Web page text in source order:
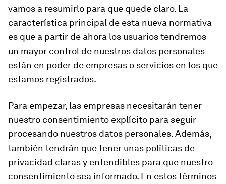
vamos a resumirlo para que quede claro. La
característica principal de esta nueva normativa
es que a partir de ahora los usuarios tendremos
un mayor control de nuestros datos personales
están en poder de empresas o servicios en los que
estamos registrados.
Para empezar, las empresas necesitarán tener
nuestro consentimiento explícito para seguir
procesando nuestros datos personales. Además,
también tendrán que tener unas políticas de
privacidad claras y entendibles para que nuestro
consentimiento sea informado. En estos términos